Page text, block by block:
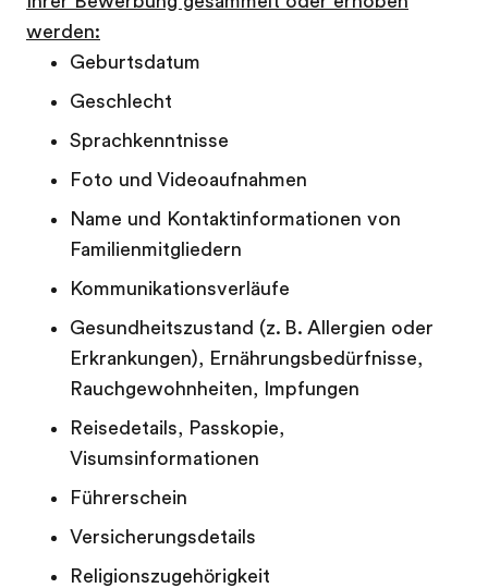
werden:
Geburtsdatum
Geschlecht
Sprachkenntnisse
Foto und Videoaufnahmen
Name und Kontaktinformationen von
Familienmitgliedern
Kommunikationsverläufe
Gesundheitszustand (z. B. Allergien oder
Erkrankungen), Ernährungsbedürfnisse,
Rauchgewohnheiten, Impfungen
Reisedetails, Passkopie,
Visumsinformationen
Führerschein
Versicherungsdetails
Religionszugehörigkeit